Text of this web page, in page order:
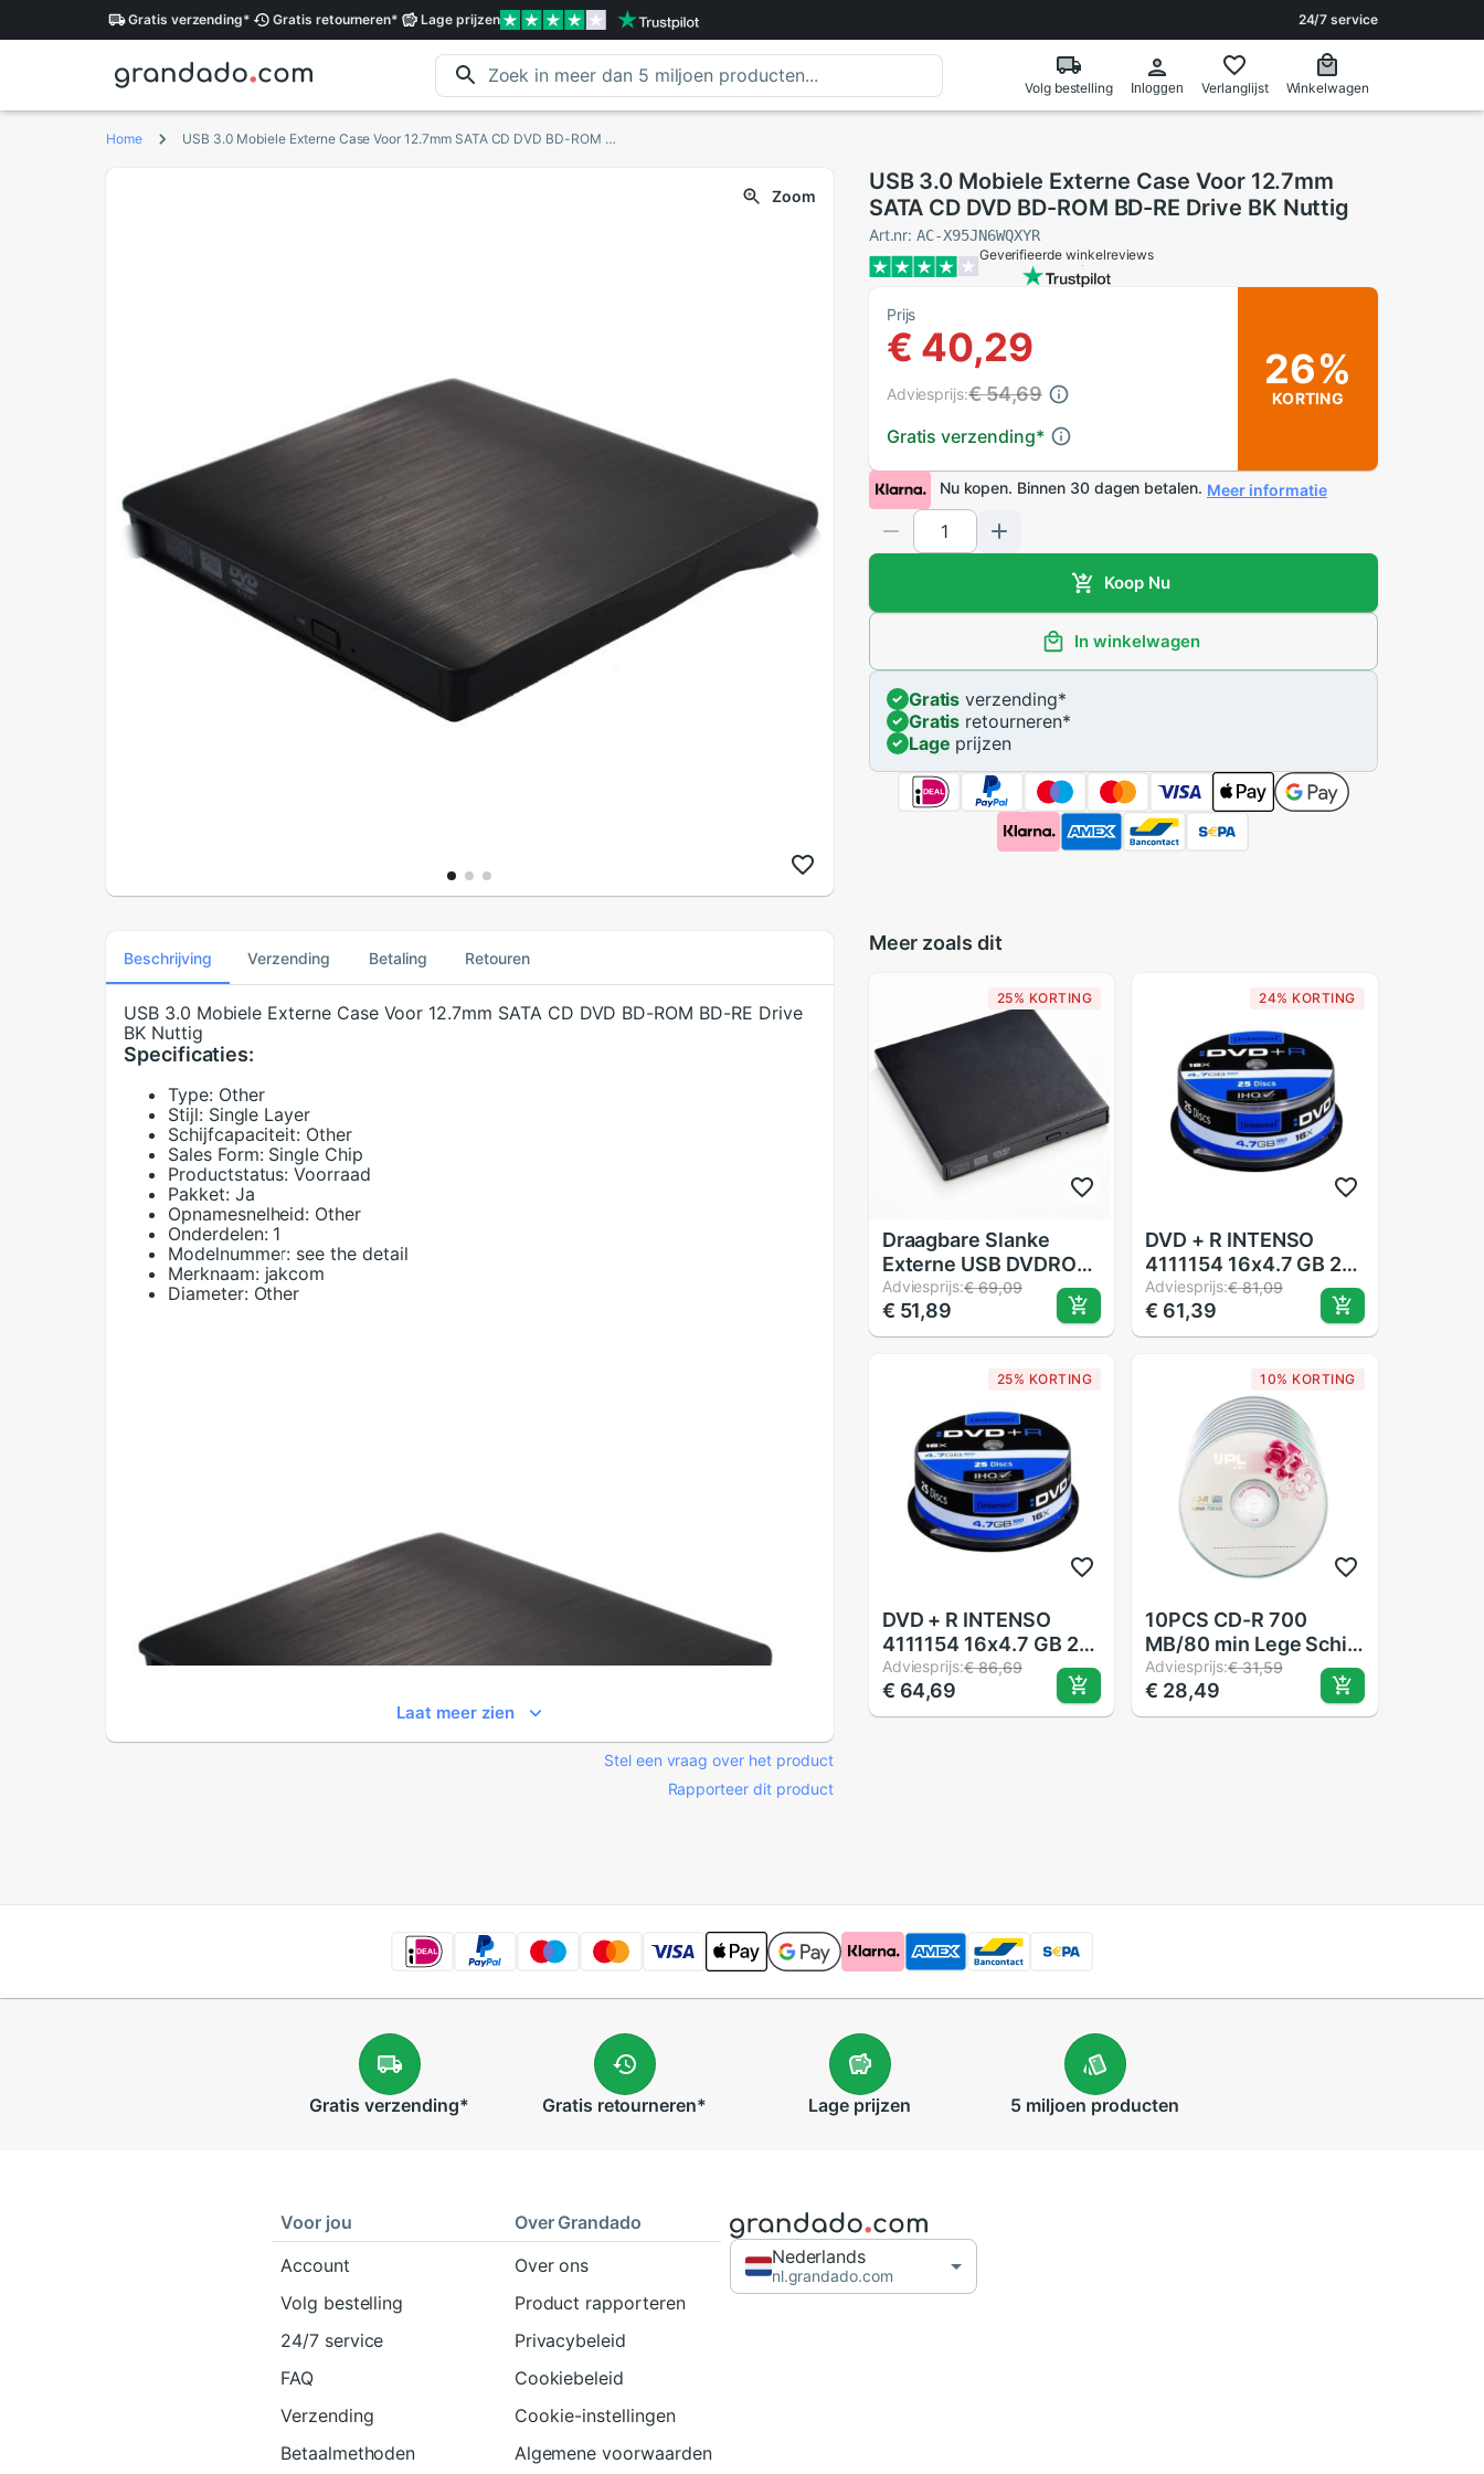
Gratis verzending* Gratis retourneren* Lageprijzen 24/7 service
Volg bestelling Inloggen Verlanglijst Winkelwagen
Home USB 3.0 Mobiele Externe Case Voor 12.7mm SATA CD DVD BD-ROM BD-RE Drive BK Nuttig
Zoom
USB 3.0 Mobiele Externe Case Voor 12.7mm
SATA CD DVD BD-ROM BD-RE Drive BK Nuttig
Art.nr:AC-X95JN6WQXYR
Geverifieerde winkelreviews
Prijs
€ 40,29
Gratis verzending*
Adviesprijs:€ 54,69
26%
KORTING
Nu kopen. Binnen 30 dagen betalen. Meer informatie
Koop Nu
In winkelwagen
Gratis verzending*
Gratis retourneren*
Lage prijzen
Beschrijving Verzending Betaling Retouren
USB 3.0 Mobiele Externe Case Voor 12.7mm SATA CD DVD BD-ROM BD-RE Drive
BK Nuttig
Specificaties:
Type: Other
Stijl: Single Layer
Schijfcapaciteit: Other
Sales Form: Single Chip
Productstatus: Voorraad
Pakket: Ja
Opnamesnelheid: Other
Onderdelen: 1
Modelnummer: see the detail
Merknaam: jakcom
Diameter: Other
Laat meer zien
Stel een vraag over het product
Rapporteer dit product
Meer zoals dit
25% KORTING
Draagbare Slanke
Externe USB DVDROM
DVDRW Brander Writer
Optische Drive Voor
Laptop Netbook
Adviesprijs:€ 69,09
€ 51,89
24% KORTING
DVD + R INTENSO
4111154 16x4.7 GB 25
stuks
Adviesprijs:€ 81,09
€ 61,39
25% KORTING
DVD + R INTENSO
4111154 16x4.7 GB 25
stuks
Adviesprijs:€ 86,69
€ 64,69
10% KORTING
10PCS CD-R 700
MB/80 min Lege Schijf
Grade EEN 52X
Multispeed Muziek CD
Schijf
Adviesprijs:€ 31,59
€ 28,49
Gratis verzending* Gratis retourneren* Lage prijzen 5 miljoen producten
Voor jou
Account
Volg bestelling
24/7 service
FAQ
Verzending
Betaalmethoden
Over Grandado
Over ons
Product rapporteren
Privacybeleid
Cookiebeleid
Cookie-instellingen
Algemene voorwaarden
Nederlands
nl.grandado.com